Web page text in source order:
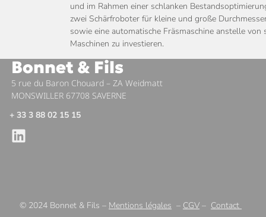
und im Rahmen einer schlanken
zwei Schärfroboter für kleine und große
sowie eine automatische Fräsmaschine anstelle von
Maschinen zu investieren.
5 rue du Baron Chouard – ZA Weidmatt
MONSWILLER 67708 SAVERNE
Bonnet & Fils
+ 33 3 88 02 15 15
© 2024 Bonnet & Fils – Mentions légales – CGV – Contact